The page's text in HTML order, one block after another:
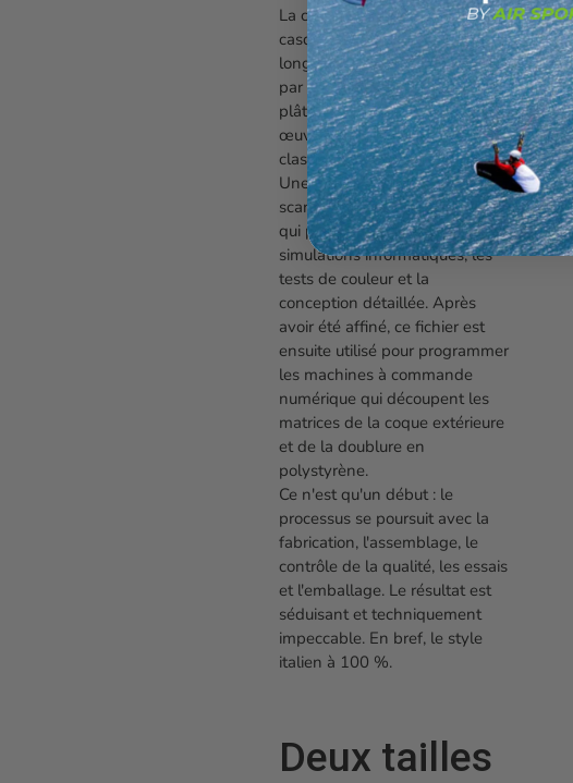
La création d'un nouveau
casque est un processus de
longue haleine. Il commence
par un prototype en bois et en
plâtre, sculpté comme une
œuvre d'art avec tout le talent
classique de l'artisanat italien.
Une fois perfectionné, il est
scanné pour créer un fichier 3D,
qui peut être utilisé pour les
simulations informatiques, les
tests de couleur et la
conception détaillée. Après
avoir été affiné, ce fichier est
ensuite utilisé pour programmer
les machines à commande
numérique qui découpent les
matrices de la coque extérieure
et de la doublure en
polystyrène.
Ce n'est qu'un début : le
processus se poursuit avec la
fabrication, l'assemblage, le
contrôle de la qualité, les essais
et l'emballage. Le résultat est
séduisant et techniquement
impeccable. En bref, le style
italien à 100 %.
Deux tailles